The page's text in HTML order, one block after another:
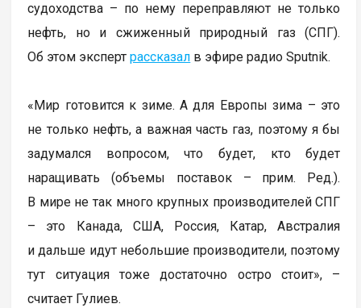
судоходства – по нему переправляют не только
нефть, но и сжиженный природный газ (СПГ).
Об этом экспертрассказал в эфире радио Sputnik.
«Мир готовится к зиме. А для Европы зима – это
не только нефть, а важная часть газ, поэтому я бы
задумался вопросом, что будет, кто будет
наращивать (объемы поставок – прим. Ред.).
В мире не так много крупных производителей СПГ
– это Канада, США, Россия, Катар, Австралия
и дальше идут небольшие производители, поэтому
тут ситуация тоже достаточно остро стоит», –
считает Гулиев.